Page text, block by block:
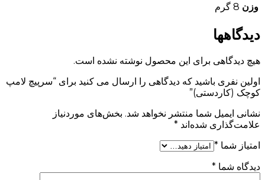
وزن 8 گرم
دیدگاهها
هیچ دیدگاهی برای این محصول نوشته نشده است.
اولین نفری باشید که دیدگاهی را ارسال می کنید برای “سرپیچ لامپ
کوچک (کاردستی)”
نشانی ایمیل شما منتشر نخواهد شد. بخش‌های موردنیاز
علامت‌گذاری شده‌اند *
امتیاز شما *
دیدگاه شما *